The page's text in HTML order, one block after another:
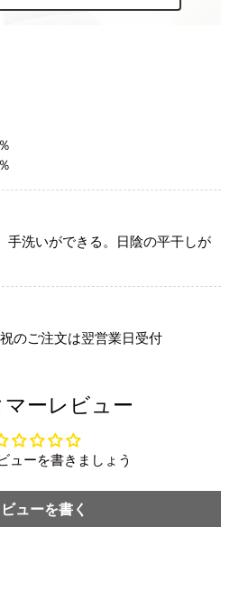
洗いができる。日陰の平干しが
のご注文は翌営業日受付
マーレビュー
ューを書きましょう
ューを書く